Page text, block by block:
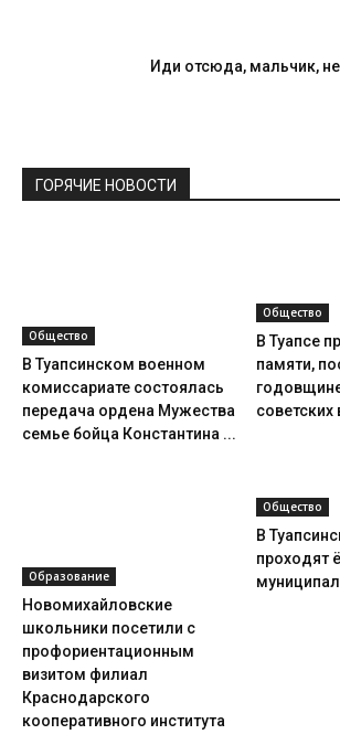
Иди отсюда, мальчик,
ГОРЯЧИЕ НОВОСТИ
Общество
В Туапсинском военном
комиссариате состоялась
передача ордена Мужества
семье бойца Константина ...
Общество
В Туапсе
памяти,
советских
Образование
Новомихайловские
школьники посетили с
профориентационным
визитом филиал
Краснодарского
кооперативного института
Общество
В
проходят